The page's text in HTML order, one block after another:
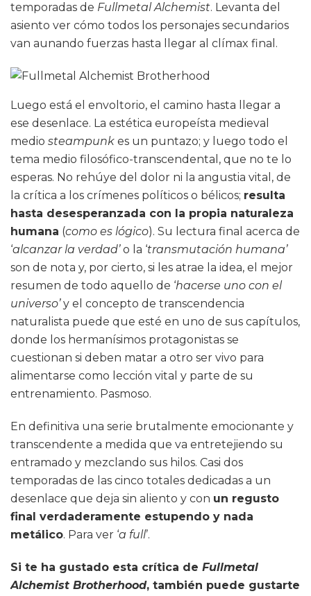
temporadas de Fullmetal Alchemist. Levanta del
asiento ver cómo todos los personajes secundarios
van aunando fuerzas hasta llegar al clímax final.
Luego está el envoltorio, el camino hasta llegar a
ese desenlace. La estética europeísta medieval
medio steampunk es un puntazo; y luego todo el
tema medio filosófico-transcendental, que no te lo
esperas. No rehúye del dolor ni la angustia vital, de
la crítica a los crímenes políticos o bélicos; resulta
hasta desesperanzada con la propia naturaleza
humana (como es lógico). Su lectura final acerca de
‘alcanzar la verdad’o la ‘transmutación humana’
son de nota y, por cierto, si les atrae la idea, el mejor
resumen de todo aquello de ‘hacerse uno con el
universo’y el concepto de transcendencia
naturalista puede que esté en uno de sus capítulos,
donde los hermanísimos protagonistas se
cuestionan si deben matar a otro ser vivo para
alimentarse como lección vital y parte de su
entrenamiento. Pasmoso.
En definitiva una serie brutalmente emocionante y
transcendente a medida que va entretejiendo su
entramado y mezclando sus hilos. Casi dos
temporadas de las cinco totales dedicadas a un
desenlace que deja sin aliento y con un regusto
final verdaderamente estupendo y nada
metálico. Para ver ‘a full’.
Si te ha gustado esta crítica de Fullmetal
Alchemist Brotherhood, también puede gustarte